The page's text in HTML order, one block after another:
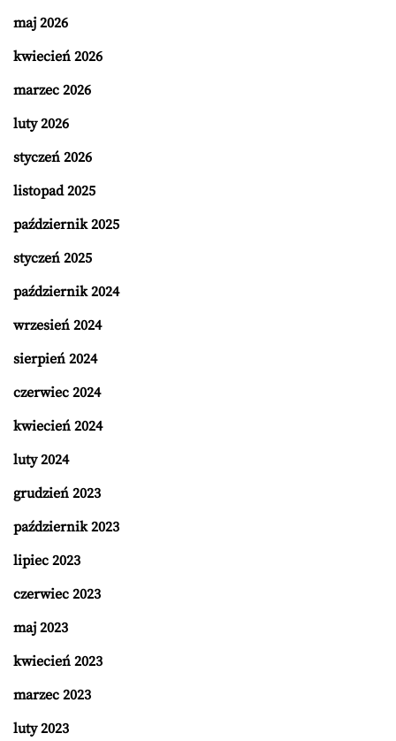
maj 2026
kwiecień 2026
marzec 2026
luty 2026
styczeń 2026
listopad 2025
październik 2025
styczeń 2025
październik 2024
wrzesień 2024
sierpień 2024
czerwiec 2024
kwiecień 2024
luty 2024
grudzień 2023
październik 2023
lipiec 2023
czerwiec 2023
maj 2023
kwiecień 2023
marzec 2023
luty 2023